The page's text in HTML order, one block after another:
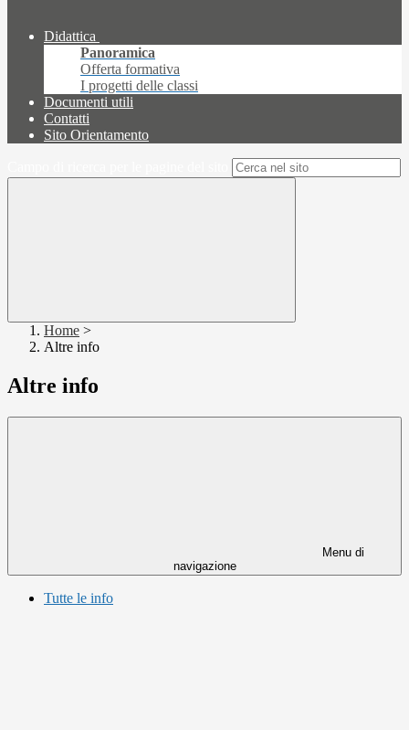
Didattica
Panoramica
Offerta formativa
I progetti delle classi
Documenti utili
Contatti
Sito Orientamento
Home >
Altre info
Altre info
Menu di
navigazione
Tutte le info